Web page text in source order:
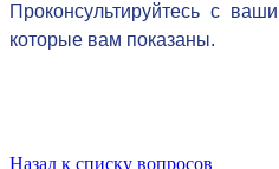
Проконсультируйтесь с
которые вам показаны.
Назад к списку вопросов